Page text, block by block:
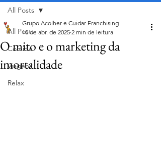
All Posts
Comida
Viagens
Relax
All Posts
O mito e o marketing da
imortalidade
Grupo Acolher e Cuidar Franchising
10 de abr. de 2025 2 min de leitura